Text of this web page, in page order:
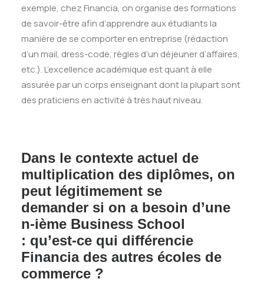
exemple, chez Financia, on organise des formations
de savoir-être afin d’apprendre aux étudiants la
manière de se comporter en entreprise (rédaction
d’un mail, dress-code, règles d’un déjeuner d’affaires,
etc.). L’excellence académique est quant à elle
assurée par un corps enseignant dont la plupart sont
des praticiens en activité à très haut niveau.
Dans le contexte actuel de
multiplication des diplômes, on
peut légitimement se
demander si on a besoin d’une
n-ième Business School
: qu’est-ce qui différencie
Financia des autres écoles de
commerce ?